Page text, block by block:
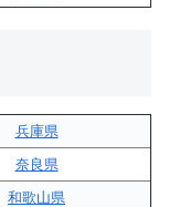
兵庫県
奈良県
和歌山県